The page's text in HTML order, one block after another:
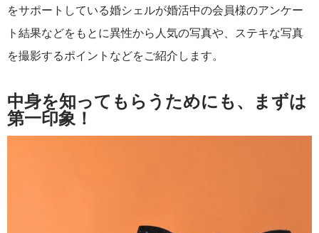
をサポートしている婚シェルが婚活中の会員様のアンケー
ト結果などをもとに異性から人気の写真や、ステキな写真
を撮影するポイントなどをご紹介します。
中身を知ってもらうためにも、まずは
第一印象！